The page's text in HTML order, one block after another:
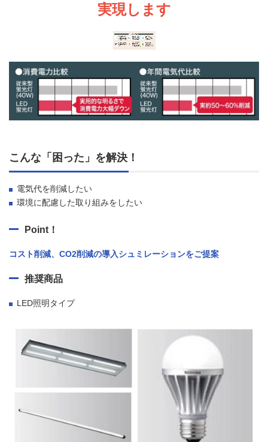
実現します
こんな「困った」を解決！
電気代を削減したい
環境に配慮した取り組みをしたい
Point！
コスト削減、CO2削減の導入シュミレーションをご提案
推奨商品
LED照明タイプ